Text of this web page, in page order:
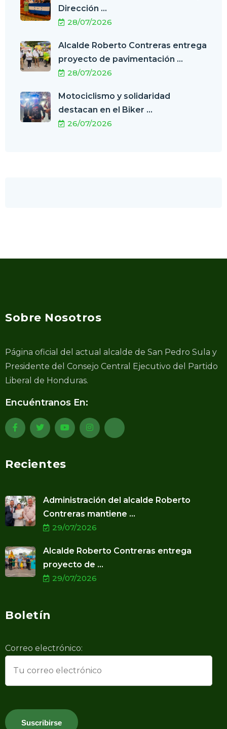
Dirección ...
28/07/2026
Alcalde Roberto Contreras entrega
proyecto de pavimentación ...
28/07/2026
Motociclismo y solidaridad
destacan en el Biker ...
26/07/2026
Sobre Nosotros
Página oficial del actual alcalde de San Pedro Sula y
Presidente del Consejo Central Ejecutivo del Partido
Liberal de Honduras.
Encuéntranos En:
Recientes
Administración del alcalde Roberto
Contreras mantiene ...
29/07/2026
Alcalde Roberto Contreras entrega
proyecto de ...
29/07/2026
Boletín
Correo electrónico: